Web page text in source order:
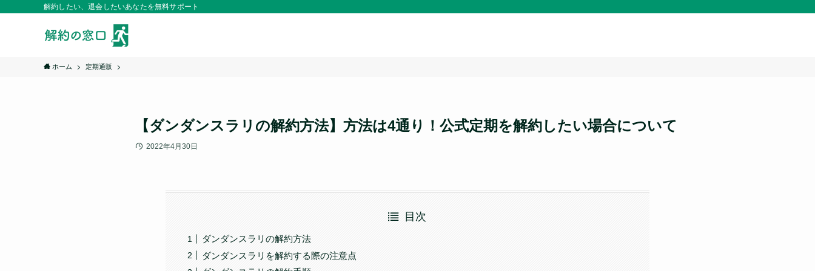
解約したい、退会したいあなたを無料サポート
ホーム 定期通販
【ダンダンスラリの解約方法】方法は4通り！公式定期を解約したい場合について
2022年4月30日
目次
ダンダンスラリの解約方法
ダンダンスラリを解約する際の注意点